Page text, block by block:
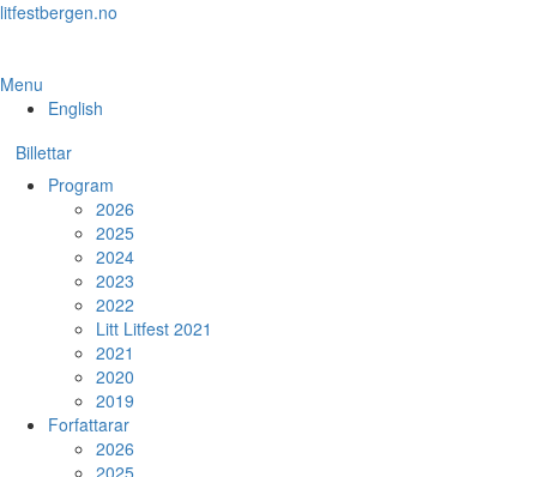
Skip
content
litfestbergen.no
Menu
English
Billettar
Program
2026
2025
2024
2023
2022
Litt Litfest 2021
2021
2020
2019
Forfattarar
2026
2025